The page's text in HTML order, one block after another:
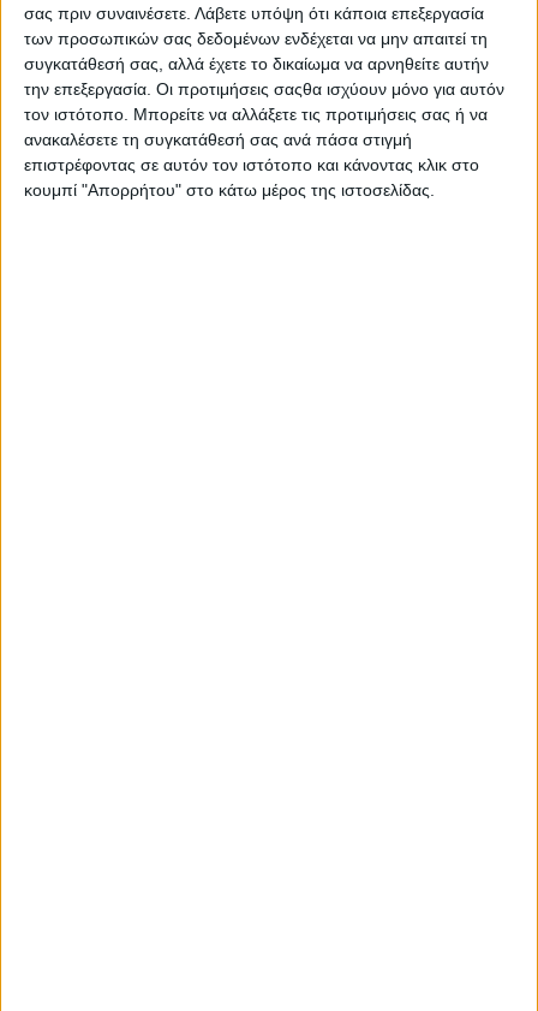
σας πριν συναινέσετε. Λάβετε υπόψη ότι κάποια επεξεργασία
των προσωπικών σας δεδομένων ενδέχεται να μην απαιτεί τη
συγκατάθεσή σας, αλλά έχετε το δικαίωμα να αρνηθείτε αυτήν
την επεξεργασία. Οι προτιμήσεις σαςθα ισχύουν μόνο για αυτόν
τον ιστότοπο. Μπορείτε να αλλάξετε τις προτιμήσεις σας ή να
ανακαλέσετε τη συγκατάθεσή σας ανά πάσα στιγμή
επιστρέφοντας σε αυτόν τον ιστότοπο και κάνοντας κλικ στο
κουμπί "Απορρήτου" στο κάτω μέρος της ιστοσελίδας.
Ο διευθύνων σύμβουλος του MotoGP, Carmelo
Ezpeleta, δήλωσε: “Είναι φανταστικό να
καλωσορίζουμε την Estrella Galicia 0,0 ως χορηγό
τίτλου του Grand Prix της Βραζιλίας. Πρόκειται για